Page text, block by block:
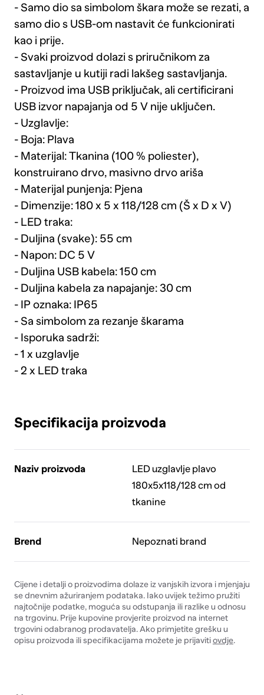
- Samo dio sa simbolom škara može se rezati, a
samo dio s USB-om nastavit će funkcionirati
kao i prije.
- Svaki proizvod dolazi s priručnikom za
sastavljanje u kutiji radi lakšeg sastavljanja.
- Proizvod ima USB priključak, ali certificirani
USB izvor napajanja od 5 V nije uključen.
- Uzglavlje:
- Boja: Plava
- Materijal: Tkanina (100 % poliester),
konstruirano drvo, masivno drvo ariša
- Materijal punjenja: Pjena
- Dimenzije: 180 x 5 x 118/128 cm (Š x D x V)
- LED traka:
- Duljina (svake): 55 cm
- Napon: DC 5 V
- Duljina USB kabela: 150 cm
- Duljina kabela za napajanje: 30 cm
- IP oznaka: IP65
- Sa simbolom za rezanje škarama
- Isporuka sadrži:
- 1 x uzglavlje
- 2 x LED traka
Specifikacija proizvoda
Naziv proizvoda
LED uzglavlje plavo
180x5x118/128 cm od
tkanine
Brend Nepoznati brand
Cijene i detalji o proizvodima dolaze iz vanjskih izvora i mjenjaju
se dnevnim ažuriranjem podataka. Iako uvijek težimo pružiti
najtočnije podatke, moguća su odstupanja ili razlike u odnosu
na trgovinu. Prije kupovine provjerite proizvod na internet
trgovini odabranog prodavatelja. Ako primjetite grešku u
opisu proizvoda ili specifikacijama možete je prijavitiovdje.